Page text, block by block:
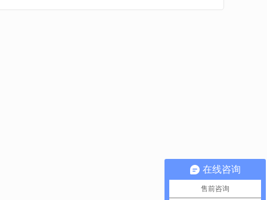
在线咨询
售前咨询